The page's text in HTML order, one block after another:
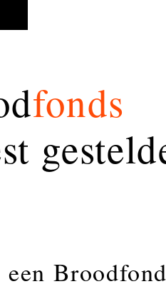
fonds